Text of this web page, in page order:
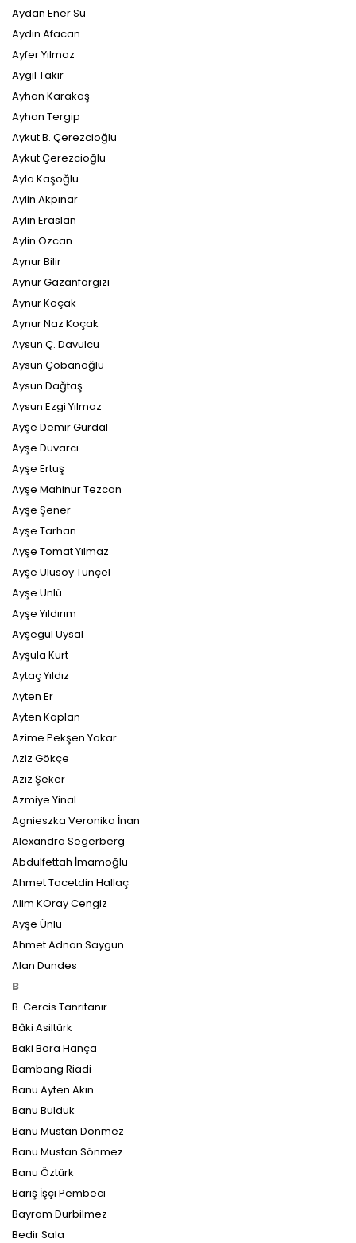
Aydan Ener Su
Aydın Afacan
Ayfer Yılmaz
Aygil Takır
Ayhan Karakaş
Ayhan Tergip
Aykut B. Çerezcioğlu
Aykut Çerezcioğlu
Ayla Kaşoğlu
Aylin Akpınar
Aylin Eraslan
Aylin Özcan
Aynur Bilir
Aynur Gazanfargizi
Aynur Koçak
Aynur Naz Koçak
Aysun Ç. Davulcu
Aysun Çobanoğlu
Aysun Dağtaş
Aysun Ezgi Yılmaz
Ayşe Demir Gürdal
Ayşe Duvarcı
Ayşe Ertuş
Ayşe Mahinur Tezcan
Ayşe Şener
Ayşe Tarhan
Ayşe Tomat Yılmaz
Ayşe Ulusoy Tunçel
Ayşe Ünlü
Ayşe Yıldırım
Ayşegül Uysal
Ayşula Kurt
Aytaç Yıldız
Ayten Er
Ayten Kaplan
Azime Pekşen Yakar
Aziz Gökçe
Aziz Şeker
Azmiye Yinal
Agnieszka Veronika İnan
Alexandra Segerberg
Abdulfettah İmamoğlu
Ahmet Tacetdin Hallaç
Alim KOray Cengiz
Ayşe Ünlü
Ahmet Adnan Saygun
Alan Dundes
B
B. Cercis Tanrıtanır
Bâki Asiltürk
Baki Bora Hança
Bambang Riadi
Banu Ayten Akın
Banu Bulduk
Banu Mustan Dönmez
Banu Mustan Sönmez
Banu Öztürk
Barış İşçi Pembeci
Bayram Durbilmez
Bedir Sala